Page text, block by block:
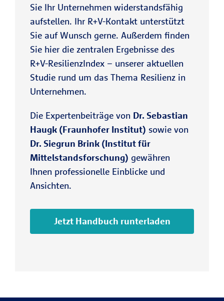
Sie Ihr Unternehmen widerstandsfähig
aufstellen. Ihr R+V-Kontakt unterstützt
Sie auf Wunsch gerne. Außerdem finden
Sie hier die zentralen Ergebnisse des
R+V-ResilienzIndex – unserer aktuellen
Studie rund um das Thema Resilienz in
Unternehmen.
Die Expertenbeiträge von Dr. Sebastian
Haugk (Fraunhofer Institut) sowie von
Dr. Siegrun Brink (Institut für
Mittelstandsforschung) gewähren
Ihnen professionelle Einblicke und
Ansichten.
Jetzt Handbuch runterladen